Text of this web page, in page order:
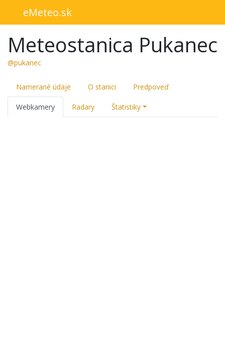
eMeteo.sk
Meteostanica Pukanec
@pukanec
Namerané údaje O stanici Predpoveď
Webkamery Radary Štatistiky